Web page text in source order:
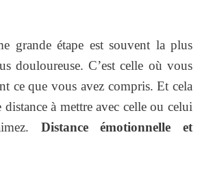
grande étape est souvent la plus
douloureuse. C’est celle où vous
ce que vous avez compris. Et cela
distance à mettre avec celle ou celui
Distance émotionnelle et